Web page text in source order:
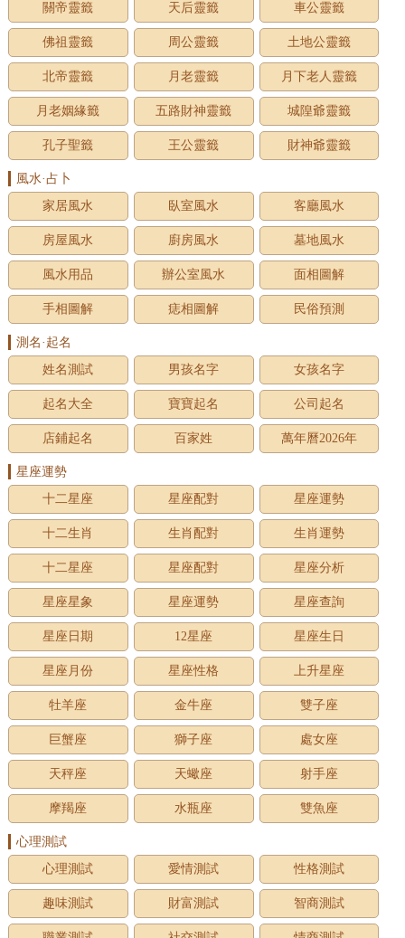
關帝靈籤 天后靈籤 車公靈籤
佛祖靈籤 周公靈籤 土地公靈籤
北帝靈籤 月老靈籤 月下老人靈籤
月老姻緣籤 五路財神靈籤 城隍爺靈籤
孔子聖籤 王公靈籤 財神爺靈籤
風水·占卜
家居風水
臥室風水 客廳風水
房屋風水 廚房風水 墓地風水
風水用品 辦公室風水 面相圖解
手相圖解 痣相圖解 民俗預測
測名·起名
姓名測試
男孩名字 女孩名字
起名大全 寶寶起名 公司起名
店鋪起名 百家姓 萬年曆2026年
星座運勢
十二星座
星座配對 星座運勢
十二生肖 生肖配對 生肖運勢
十二星座 星座配對 星座分析
星座星象 星座運勢 星座查詢
星座日期 12星座 星座生日
星座月份 星座性格 上升星座
牡羊座 金牛座 雙子座
巨蟹座 獅子座 處女座
天秤座 天蠍座 射手座
摩羯座 水瓶座 雙魚座
心理測試
心理測試
愛情測試 性格測試
趣味測試 財富測試 智商測試